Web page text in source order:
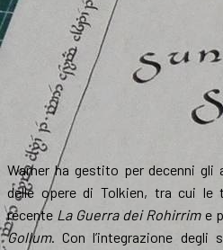
Warner ha gestito per decenni
delle opere di Tolkien, tra cui
recente La Guerra dei Rohirrime
Gollum. Con l’integrazione degli